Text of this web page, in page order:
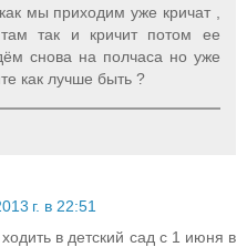
мы приходим уже кричат ,
так и кричит потом ее
снова на полчаса но уже
как лучше быть ?
г. в 22:51
в детский сад с 1 июня в